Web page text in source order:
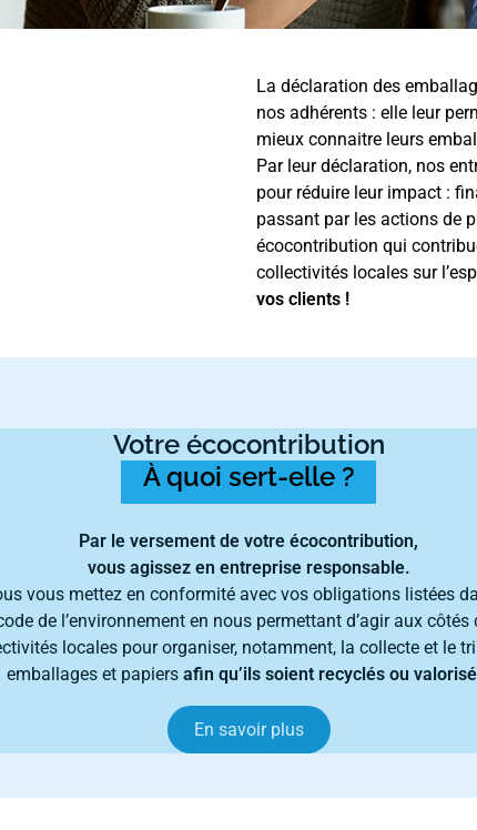
La déclaration des
nos adhérents : elle leur
mieux connaitre leurs
Par leur déclaration, nos
pour réduire leur impact :
passant par les actions de
écocontribution qui
collectivités locales sur
vos clients !
Votre écocontribution
À quoi sert-elle ?
Par le versement de votre écocontribution,
vous agissez en entreprise responsable.
vous mettez en conformité avec vos obligations listées
de l’environnement en nous permettant d’agir aux côtés
locales pour organiser, notamment, la collecte et le
emballages et papiers afin qu’ils soient recyclés ou
En savoir plus